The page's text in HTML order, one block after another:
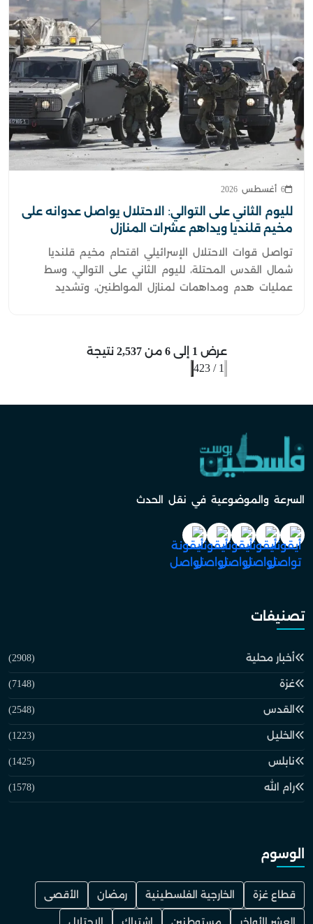
6 أغسطس 2026
لليوم الثاني على التوالي: الاحتلال يواصل عدوانه على
مخيم قلنديا ويداهم عشرات المنازل
تواصل قوات الاحتلال الإسرائيلي اقتحام مخيم قلنديا
شمال القدس المحتلة، لليوم الثاني على التوالي، وسط
عمليات هدم ومداهمات لمنازل المواطنين، وتشديد
عرض1 إلى6 من2,537 نتيجة
1
/
423
السرعة والموضوعية في نقل الحدث
تصنيفات
أخبار محلية (2908)
غزة (7148)
القدس (2548)
الخليل (1223)
نابلس (1425)
رام الله (1578)
الوسوم
قطاع غزة الخارجية الفلسطينية رمضان الأقصى